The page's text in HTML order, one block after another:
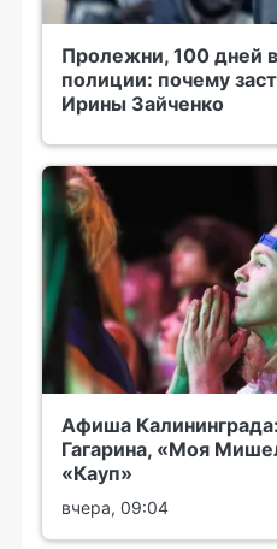
Пролежни, 100 дней
полиции: почему
Ирины Зайченко
Афиша
Гагарина, «Моя
«Кауп»
вчера, 09:04